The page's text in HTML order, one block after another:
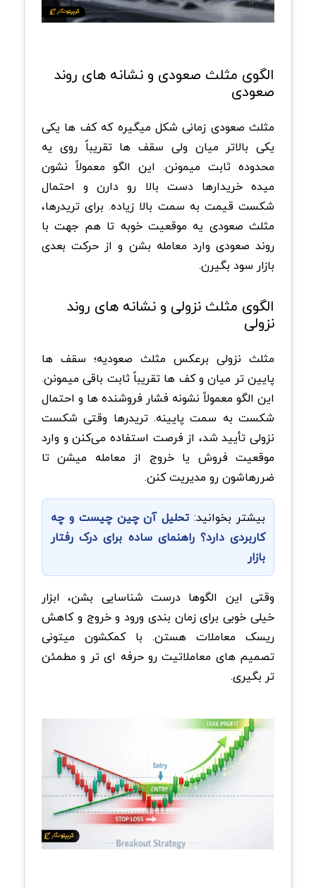
‏الگوی مثلث صعودی و نشانه های روند
صعودی
مثلث صعودی زمانی شکل میگیره که کف ها یکی
یکی بالاتر میان ولی سقف ها تقریباً روی یه
محدوده ثابت میمونن. این الگو معمولاً نشون
میده خریدارها دست بالا رو دارن و احتمال
شکست قیمت به سمت بالا زیاده. برای تریدرها،
مثلث صعودی یه موقعیت خوبه تا هم جهت با
روند صعودی وارد معامله بشن و از حرکت بعدی
بازار سود بگیرن.
‏الگوی مثلث نزولی و نشانه های روند
نزولی
مثلث نزولی برعکس مثلث صعودیه؛ سقف ها
پایین تر میان و کف‌ ها تقریباً ثابت باقی میمونن.
این الگو معمولاً نشونه فشار فروشنده ها و احتمال
شکست به سمت پایینه. تریدرها وقتی شکست
نزولی تأیید شد، از فرصت استفاده می‌کنن و وارد
موقعیت فروش یا خروج از معامله میشن تا
ضررهاشون رو مدیریت کنن.
بیشتر بخوانید: تحلیل آن چین چیست و چه
کاربردی دارد؟ راهنمای ساده برای درک رفتار
بازار
وقتی این الگوها درست شناسایی بشن، ابزار
خیلی خوبی برای زمان بندی ورود و خروج و کاهش
ریسک معاملات هستن. با کمکشون میتونی
تصمیم های معاملاتیت رو حرفه ای تر و مطمئن
تر بگیری.